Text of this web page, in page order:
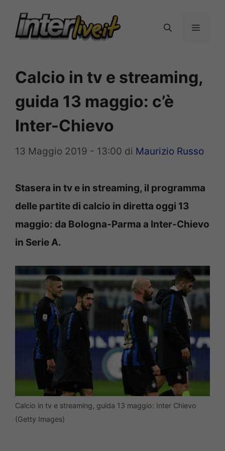
Menu
Calcio in tv e streaming,
guida 13 maggio: c’è
Inter-Chievo
13 Maggio 2019 - 13:00 di Maurizio Russo
Stasera in tv e in streaming, il programma
delle partite di calcio in diretta oggi 13
maggio: da Bologna-Parma a Inter-Chievo
in Serie A.
Calcio in tv e streaming, guida 13 maggio: Inter Chievo
(Getty Images)